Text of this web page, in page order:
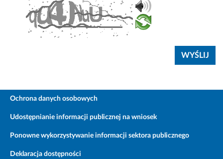
Ochrona danych osobowych
Udostępnianie informacji publicznej na wniosek
Ponowne wykorzystywanie informacji sektora publicznego
Deklaracja dostępności